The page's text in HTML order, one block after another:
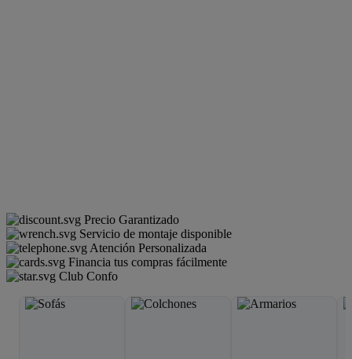
Precio Garantizado
Servicio de montaje disponible
Atención Personalizada
Financia tus compras fácilmente
Club Confo